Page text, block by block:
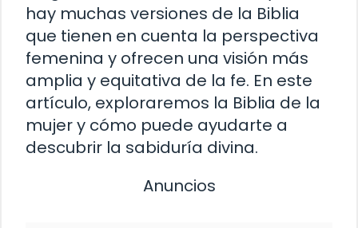
hay muchas versiones de la Biblia
que tienen en cuenta la perspectiva
femenina y ofrecen una visión más
amplia y equitativa de la fe. En este
artículo, exploraremos la Biblia de la
mujer y cómo puede ayudarte a
descubrir la sabiduría divina.
Anuncios